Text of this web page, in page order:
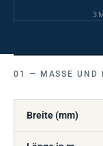
MASSE UND
Breite (mm)